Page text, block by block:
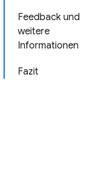
Feedback und
weitere
Informationen
Fazit